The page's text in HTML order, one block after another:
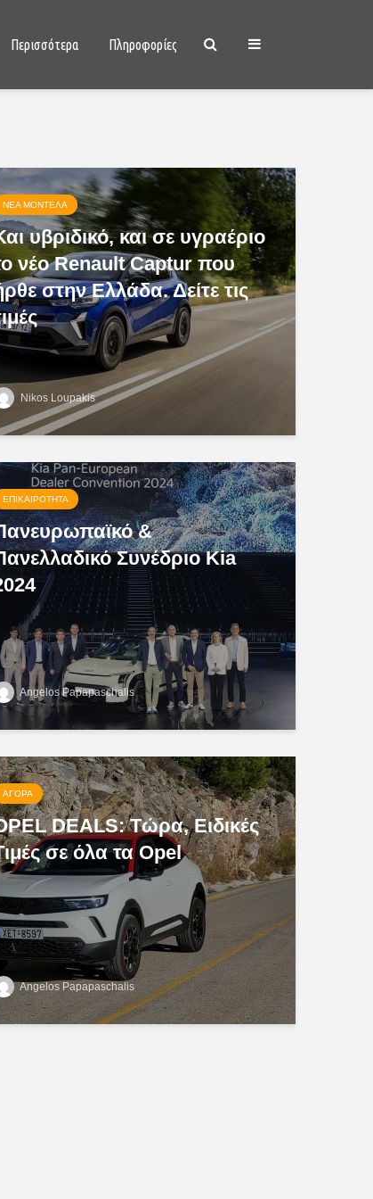
Περισσότερα Πληροφορίες
ΝΈΑ ΜΟΝΤΈΛΑ
υβριδικό, και σε υγραέριο
νέο Renault Captur που
στην Ελλάδα. Δείτε τις
Nikos Loupakis
ΕΠΙΚΑΙΡΌΤΗΤΑ
&
Συνέδριο Kia
Angelos Papapaschalis
ΑΓΟΡΆ
DEALS: Τώρα, Ειδικές
σε όλα τα Opel
Angelos Papapaschalis